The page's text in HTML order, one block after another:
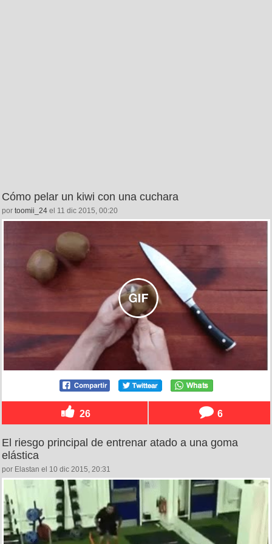
Cómo pelar un kiwi con una cuchara
por toomii_24 el 11 dic 2015, 00:20
26 6
El riesgo principal de entrenar atado a una goma
elástica
por Elastan el 10 dic 2015, 20:31